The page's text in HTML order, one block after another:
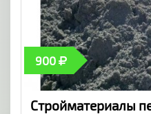
900
Стройматериалы